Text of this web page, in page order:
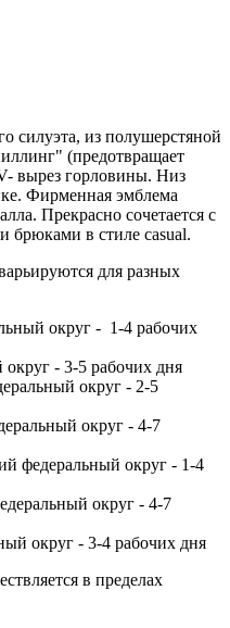
силуэта, из полушерстяной
(предотвращает
вырез горловины. Низ
Фирменная эмблема
Прекрасно сочетается с
брюками в стиле casual.
для разных
округ - 1-4 рабочих
- 3-5 рабочих дня
округ - 2-5
округ - 4-7
федеральный округ - 1-4
округ - 4-7
округ - 3-4 рабочих дня
в пределах